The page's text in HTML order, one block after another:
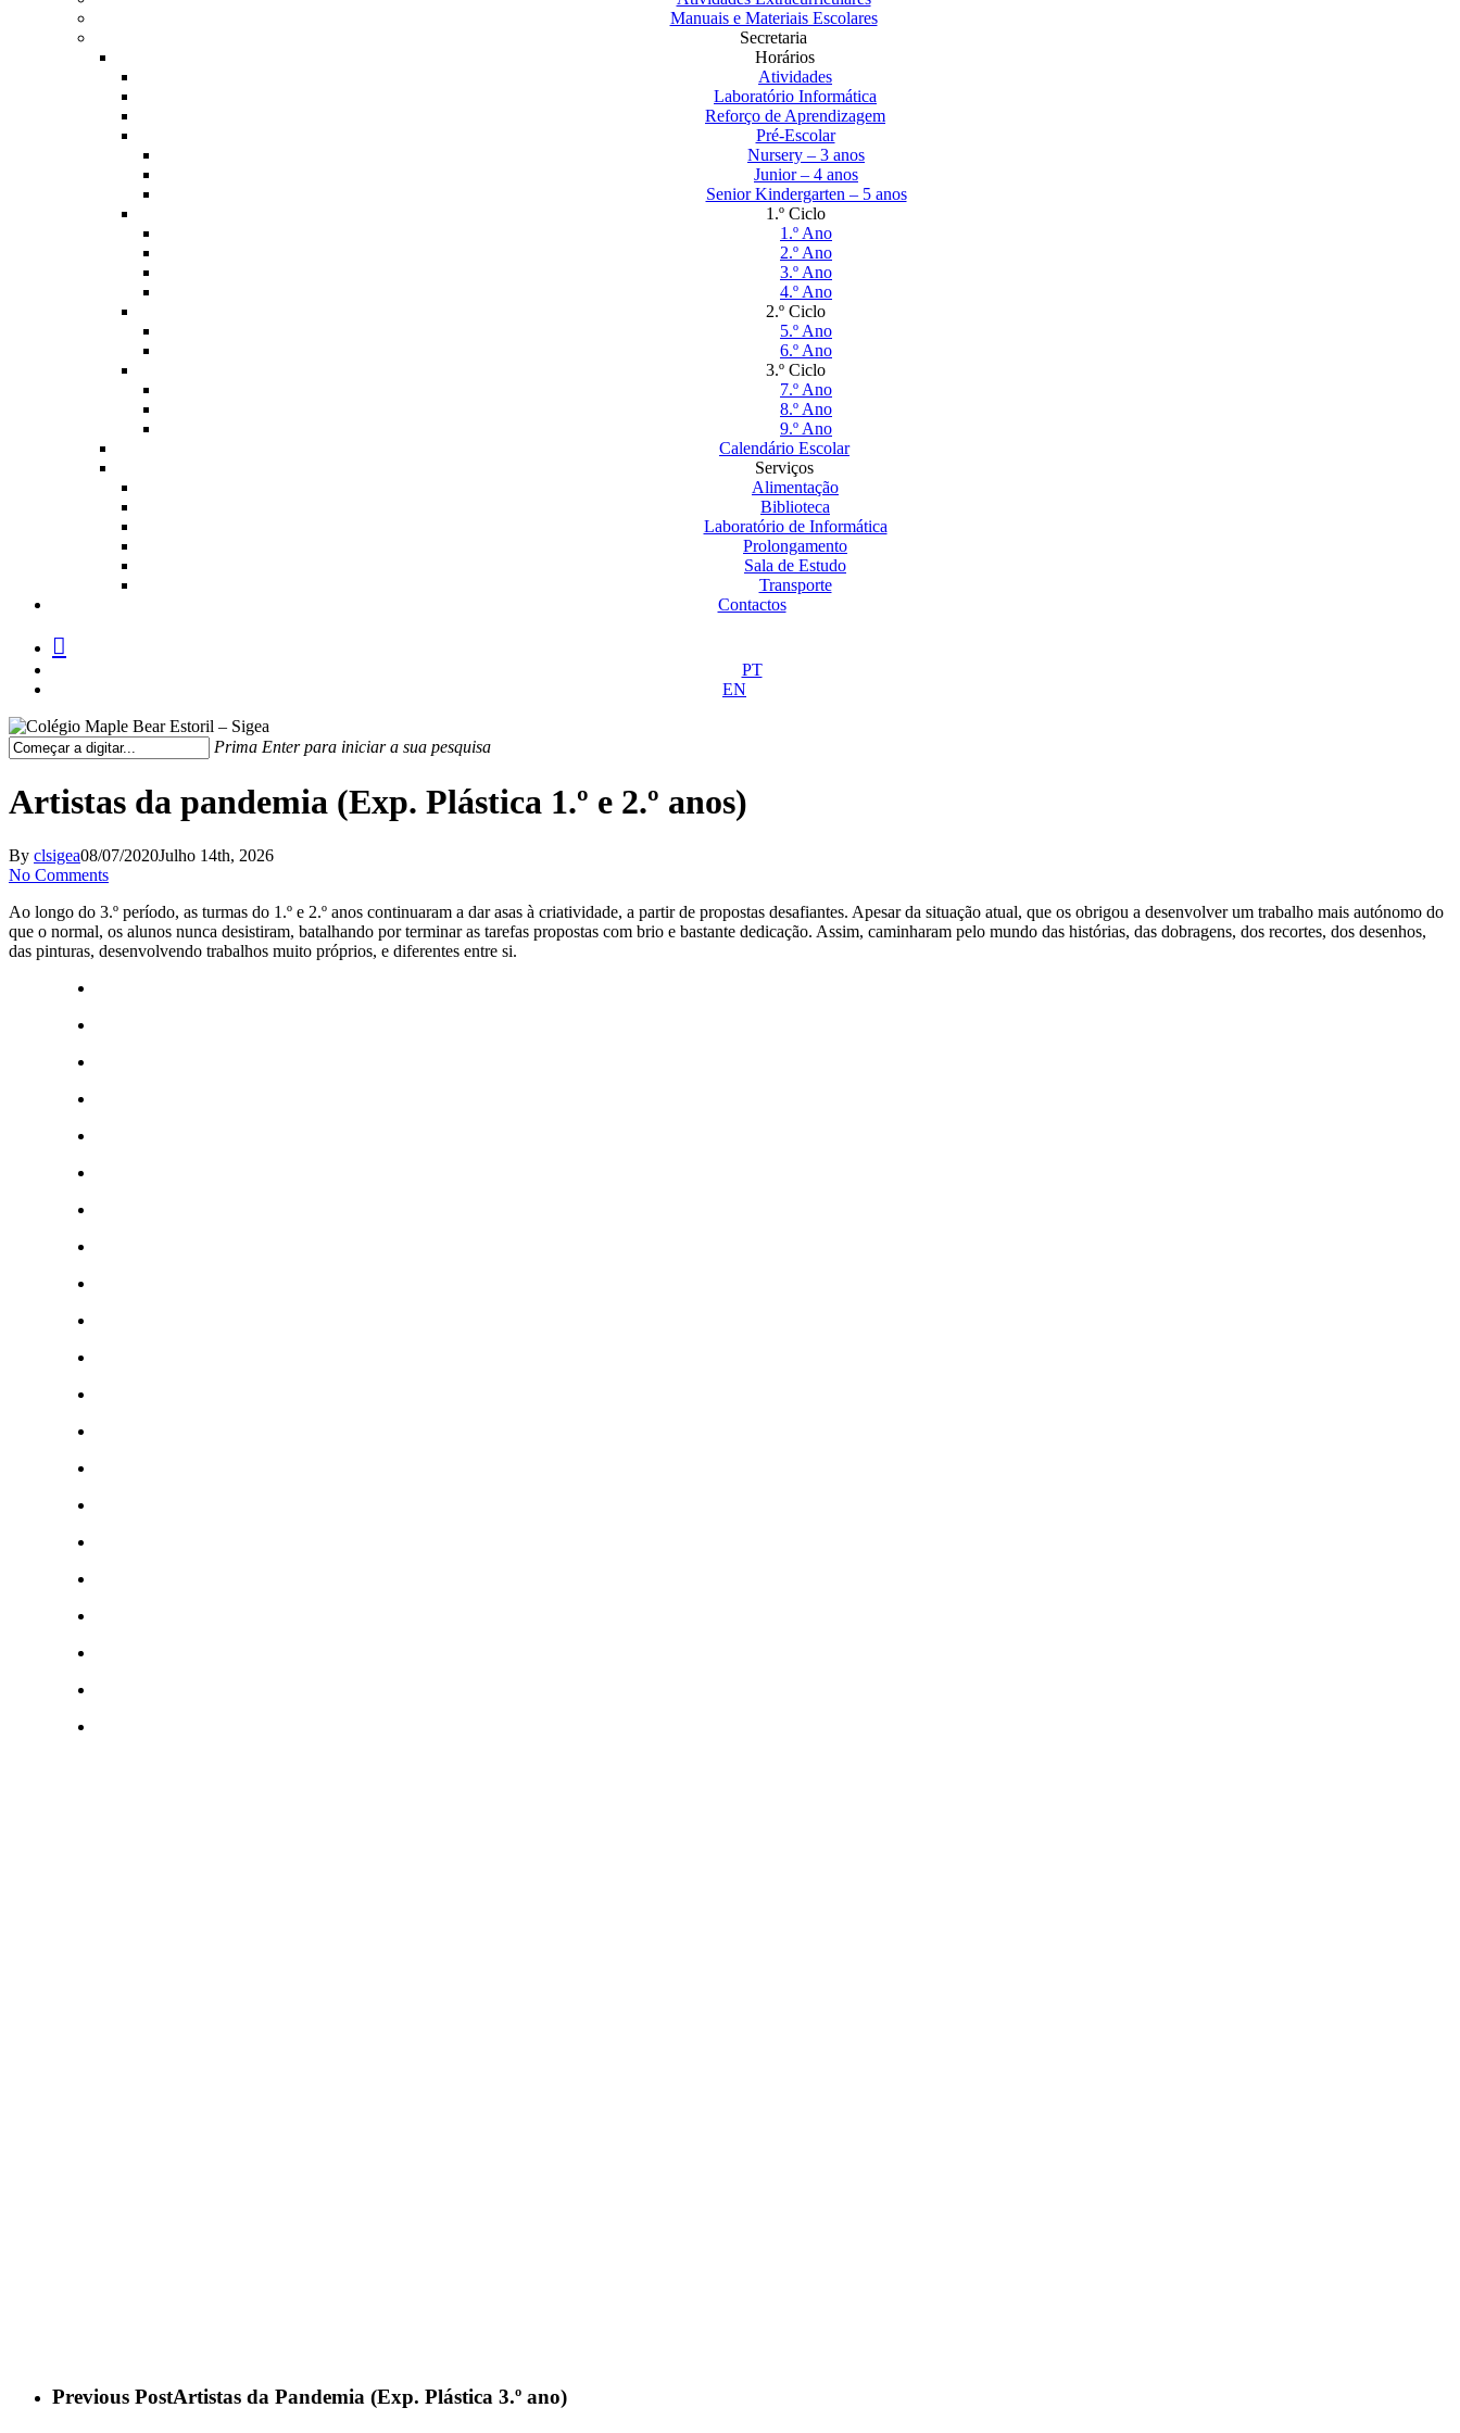
Manuais e Materiais Escolares
Secretaria
Horários
Atividades
Laboratório Informática
Reforço de Aprendizagem
Pré-Escolar
Nursery – 3 anos
Junior – 4 anos
Senior Kindergarten – 5 anos
1.º Ciclo
1.º Ano
2.º Ano
3.º Ano
4.º Ano
2.º Ciclo
5.º Ano
6.º Ano
3.º Ciclo
7.º Ano
8.º Ano
9.º Ano
Calendário Escolar
Serviços
Alimentação
Biblioteca
Laboratório de Informática
Prolongamento
Sala de Estudo
Transporte
Contactos
facebook
instagram
medium
PT
EN
Prima Enter para iniciar a sua pesquisa
Pesquisa
Artistas da pandemia (Exp. Plástica 1.º e 2.º anos)
By clsigea08/07/2020Julho 14th, 2026
No Comments
Ao longo do 3.º período, as turmas do 1.º e 2.º anos continuaram a dar asas à criatividade, a partir de propostas desafiantes. Apesar da situação atual, que os obrigou a desenvolver um trabalho mais autónomo do
que o normal, os alunos nunca desistiram, batalhando por terminar as tarefas propostas com brio e bastante dedicação. Assim, caminharam pelo mundo das histórias, das dobragens, dos recortes, dos desenhos,
das pinturas, desenvolvendo trabalhos muito próprios, e diferentes entre si.
Previous PostArtistas da Pandemia (Exp. Plástica 3.º ano)